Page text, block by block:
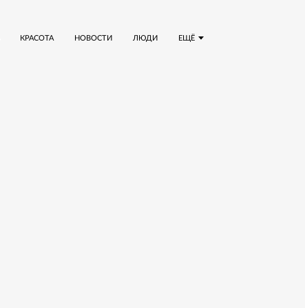
ЕЩЁ
КРАСОТА НОВОСТИ ЛЮДИ